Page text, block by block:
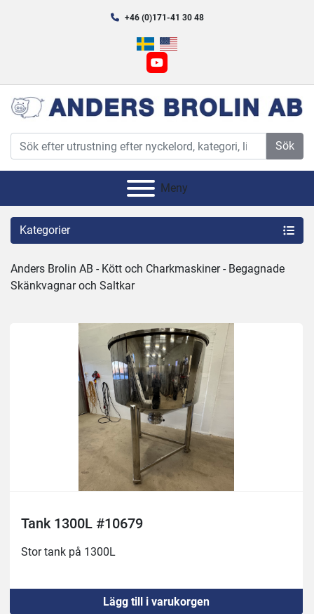
+46 (0)171-41 30 48
youtube
Sök
Meny
Kategorier
Anders Brolin AB - Kött och Charkmaskiner - Begagnade
Skänkvagnar och Saltkar
Tank 1300L #10679
Stor tank på 1300L
Lägg till i varukorgen